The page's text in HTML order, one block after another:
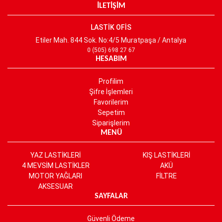
İLETİŞİM
LASTİK OFİS
Etiler Mah. 844 Sok. No:4/5 Muratpaşa / Antalya
0 (505) 698 27 67
HESABIM
Profilim
Şifre İşlemleri
Favorilerim
Sepetim
Siparişlerim
MENÜ
YAZ LASTİKLERİ
KIŞ LASTİKLERİ
4 MEVSİM LASTİKLER
AKÜ
MOTOR YAĞLARI
FİLTRE
AKSESUAR
SAYFALAR
Güvenli Ödeme